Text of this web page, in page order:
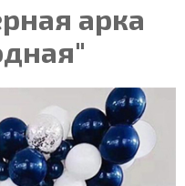
арка